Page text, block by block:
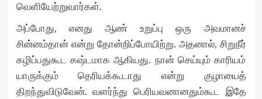
வெளியேற்றுவார்கள்.
அப்போது, எனது ஆண் உறுப்பு ஒரு அவமானச்
சின்னம்தான் என்று தோன்றிப்போயிற்று. அதனால், சிறுநீர்
கழிப்பதுகூட கஷ்டமாக ஆகியது. நான் செய்யும் காரியம்
யாருக்கும் தெரியக்கூடாது என்று குழாயைத்
திறந்துவிடுவேன். வளர்ந்து பெரியவனானதும்கூட இதே